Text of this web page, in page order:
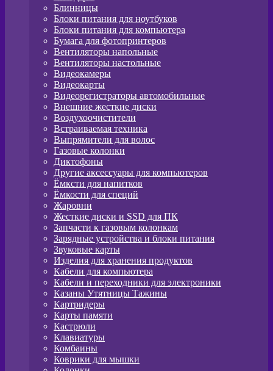
Блинницы
Блоки питания для ноутбуков
Блоки питания для компьютера
Бумага для фотопринтеров
Вентиляторы напольные
Вентиляторы настольные
Видеокамеры
Видеокарты
Видеорегистраторы автомобильные
Внешние жесткие диски
Воздухоочистители
Встраиваемая техника
Выпрямители для волос
Газовые колонки
Диктофоны
Другие аксессуары для компьютеров
Ёмксти для напитков
Ёмкости для специй
Жаровни
Жесткие диски и SSD для ПК
Запчасти к газовым колонкам
Зарядные устройства и блоки питания
Звуковые карты
Изделия для хранения продуктов
Кабели для компьютера
Кабели и переходники для электроники
Казаны Утятницы Тажины
Картридеры
Карты памяти
Кастрюли
Клавиатуры
Комбаины
Коврики для мышки